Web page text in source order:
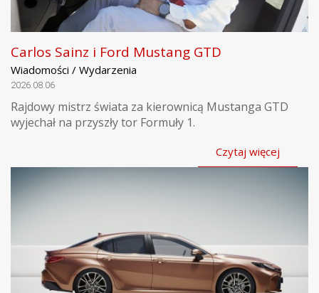
Carlos Sainz i Ford Mustang GTD
Wiadomości / Wydarzenia
2026.08.06
Rajdowy mistrz świata za kierownicą Mustanga GTD
wyjechał na przyszły tor Formuły 1.
Czytaj więcej